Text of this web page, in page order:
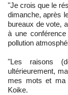
"Je crois que le
dimanche, après
bureaux de vote,
à une
pollution
"Les raisons
ultérieurement,
mes mots et ma
Koike.